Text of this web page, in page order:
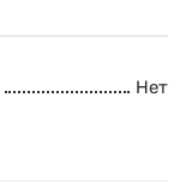
Нет